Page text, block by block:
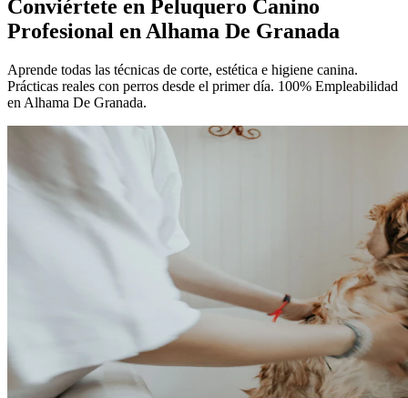
Conviértete en Peluquero Canino
Profesional en Alhama De Granada
Aprende todas las técnicas de corte, estética e higiene canina.
Prácticas reales con perros desde el primer día. 100% Empleabilidad
en Alhama De Granada.